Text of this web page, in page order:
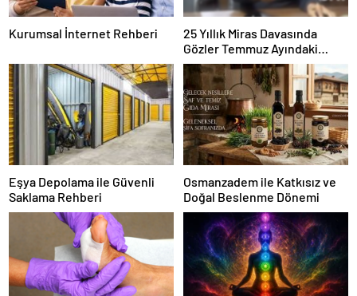
Kurumsal İnternet Rehberi
25 Yıllık Miras Davasında
Gözler Temmuz Ayındaki
Karar Duruşmasına Çevrildi
Eşya Depolama ile Güvenli
Saklama Rehberi
Osmanzadem ile Katkısız ve
Doğal Beslenme Dönemi